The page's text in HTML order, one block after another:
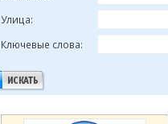
Улица:
Ключевые слова: